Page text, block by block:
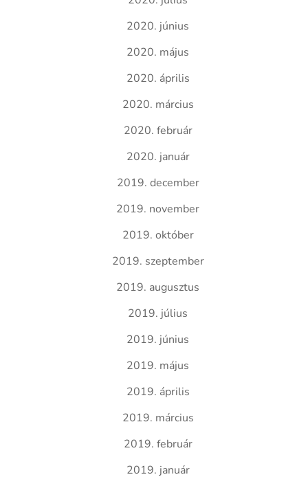
2020. június
2020. május
2020. április
2020. március
2020. február
2020. január
2019. december
2019. november
2019. október
2019. szeptember
2019. augusztus
2019. július
2019. június
2019. május
2019. április
2019. március
2019. február
2019. január